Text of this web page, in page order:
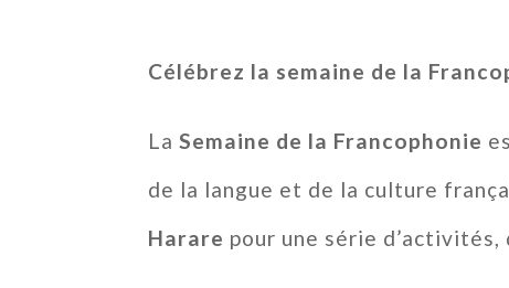
Célébrez la semaine de la
LaSemaine de la Francophonie
de la langue et de la culture
Harare pour une série